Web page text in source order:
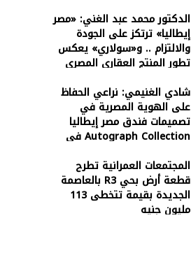
الدكتور محمد عبد الغني: «مصر
إيطاليا» ترتكز على الجودة
والالتزام .. و«سولاري» يعكس
تطور المنتج العقاري المصري
شادي الغنيمي: نراعي الحفاظ
على الهوية المصرية في
تصميمات فندق مصر إيطاليا
Autograph Collection في
المجتمعات العمرانية تطرح
قطعة أرض بحي R3 بالعاصمة
الجديدة بقيمة تتخطى 113
مليون جنيه